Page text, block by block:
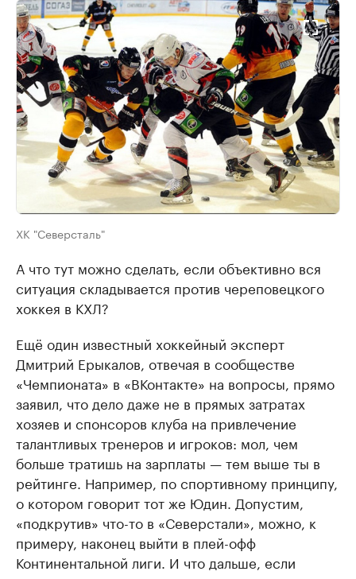
ХК "Северсталь"
А что тут можно сделать, если объективно вся
ситуация складывается против череповецкого
хоккея в КХЛ?
Ещё один известный хоккейный эксперт
Дмитрий Ерыкалов, отвечая в сообществе
«Чемпионата» в «ВКонтакте» на вопросы, прямо
заявил, что дело даже не в прямых затратах
хозяев и спонсоров клуба на привлечение
талантливых тренеров и игроков: мол, чем
больше тратишь на зарплаты — тем выше ты в
рейтинге. Например, по спортивному принципу,
о котором говорит тот же Юдин. Допустим,
«подкрутив» что-то в «Северстали», можно, к
примеру, наконец выйти в плей-офф
Континентальной лиги. И что дальше, если